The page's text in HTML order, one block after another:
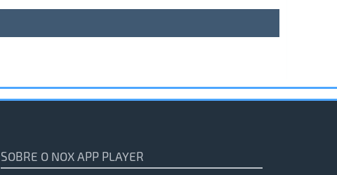
SOBRE O NOX APP PLAYER